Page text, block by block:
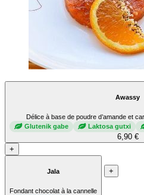
Awassy
Délice à base de poudre d’amande et
Glutenik gabe
Laktosa gutxi
6,90 €
+
Jala
Fondant chocolat à la cannelle
+